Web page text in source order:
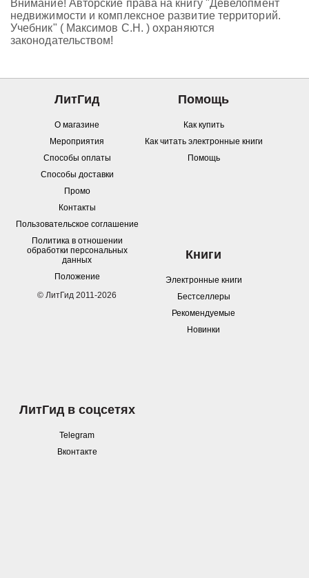
Внимание! Авторские права на книгу "Девелопмент
недвижимости и комплексное развитие территорий.
Учебник" ( Максимов С.Н. ) охраняются
законодательством!
ЛитГид
О магазине
Мероприятия
Способы оплаты
Способы доставки
Промо
Контакты
Пользовательское соглашение
Политика в отношении
обработки персональных
данных
Положение
© ЛитГид 2011-2026
Помощь
Как купить
Как читать электронные книги
Помощь
Книги
Электронные книги
Бестселлеры
Рекомендуемые
Новинки
ЛитГид в соцсетях
Telegram
Вконтакте